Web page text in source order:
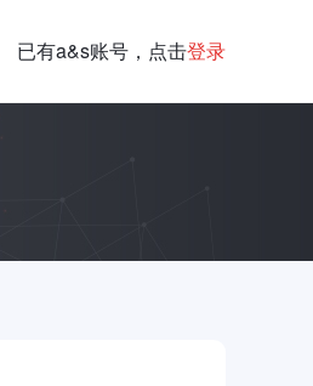
已有a&s账号，点击登录